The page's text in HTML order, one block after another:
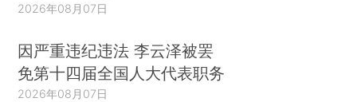
2026年08月07日
因严重违纪违法 李云泽被罢
免第十四届全国人大代表职务
2026年08月07日